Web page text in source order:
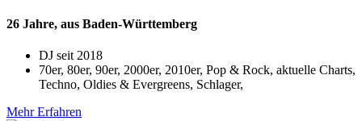
26 Jahre, aus Baden-Württemberg
DJ seit 2018
70er, 80er, 90er, 2000er, 2010er, Pop & Rock, aktuelle Charts,
Techno, Oldies & Evergreens, Schlager,
Mehr Erfahren